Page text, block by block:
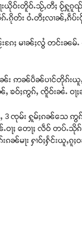
းယိုဝ်းတိူဝ်ႉသႂ်ႇတီႈ ဝႂ်ႁူၵူ
တိုၵ်ႉၵိုတ်း ဝႆႉတီႈလၢၼ်ႇၵဵ
ၵႄႈ မၢၼ်ႈလွႆ တင်းၼမ်
ဢၼ်ပဵၼ်ပၢင်တိုၵ်းယူႇ
ၶဝ်ႈဢွၵ်ႇ ၸိူဝ်းၼႆႉ ဝႃ
ၸုမ်း ႁူမ်ႈၵၼ်သေ ဢွ
ႃႈ တေႃႈ လဵဝ် တပ်ႉ
ႃး ႁၢဝ်ႈႁႅင်းယူႇၵူႈဝ